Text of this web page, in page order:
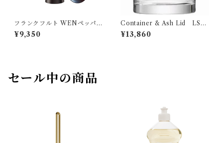
フランクフルト WENペッパ
ーミル /ソルトミル 18cm ザ
ッセンハウス
¥9,350
Container & Ash Lid LSA
International
¥13,860
セール中の商品